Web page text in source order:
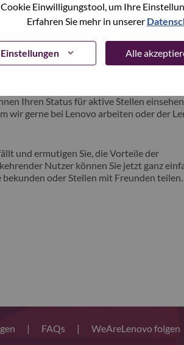
Cookie Einwilligungstool, um Ihre
Erfahren Sie mehr in unserer
Alle
bei der Registrierung als neuer Benutzer
hrsupport@lenovo.com nd teilen Sie uns
Screenshots mit. Bitte geben Sie
an. Ein Mitglied unseres Teams wird sich
vorstellen zu können, auf der Sie von
Ihren Status für aktive Stellen
wir gerne bei Lenovo arbeiten oder der
und ermutigen Sie, die Vorteile der
Nutzer können Sie jetzt ganz
oder Stellen mit Freunden teilen.
| FAQs | WeAreLenovo folgen